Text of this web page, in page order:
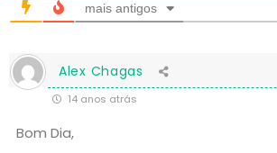
mais antigos
Alex Chagas
14 anos atrás
Bom Dia,